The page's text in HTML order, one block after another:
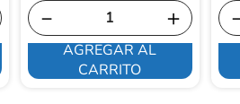
＋
－
AGREGAR AL
CARRITO